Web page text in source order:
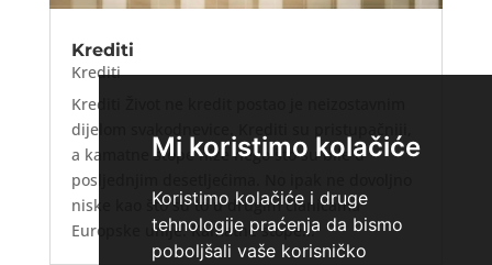
Mi koristimo kolačiće
Koristimo kolačiće i druge
tehnologije praćenja da bismo
poboljšali vaše korisničko
Krediti
Krediti
Krediti Život ne kredit postao je neizostavnim
dijelom svakodnevice. Krediti su pristupačniji,
a kamatne stope niže nego što su bile u
posljednjim desetljećima. No ipak ne dovoljno
niske kao što su to u drugim članicama
Europske unije. Kamatne stope...